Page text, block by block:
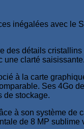
inégalées avec le
des détails
une clarté saisissante.
à la carte
Ses 4Go
de stockage.
à son système de
de 8 MP